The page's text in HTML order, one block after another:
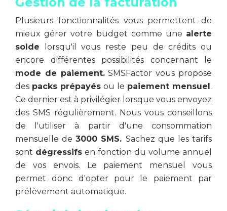
Plusieurs fonctionnalités vous permettent de
mieux gérer votre budget comme une alerte
solde lorsqu'il vous reste
peu de crédits ou
encore différentes possibilités concernant le
mode de paiement.SMSFactor vous propose
des packs prépayés ou le paiement mensuel.
Ce dernier est à privilégier lorsque vous envoyez
des SMS régulièrement. Nous vous conseillons
de l'utiliser à partir d'une consommation
mensuelle de3000 SMS. Sachez que les tarifs
sont dégressifs en fonction du volume annuel
de vos envois. Le paiement mensuel vous
permet donc d'opter pour le paiement par
prélèvement automatique.